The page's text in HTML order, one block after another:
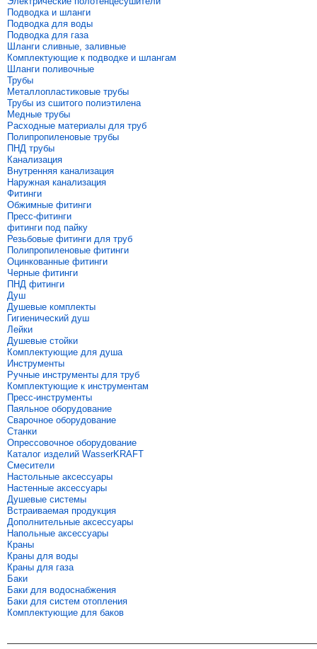
Подводка и шланги
Подводка для воды
Подводка для газа
Шланги сливные, заливные
Комплектующие к подводке и шлангам
Шланги поливочные
Трубы
Металлопластиковые трубы
Трубы из сшитого полиэтилена
Медные трубы
Расходные материалы для труб
Полипропиленовые трубы
ПНД трубы
Канализация
Внутренняя канализация
Наружная канализация
Фитинги
Обжимные фитинги
Пресс-фитинги
фитинги под пайку
Резьбовые фитинги для труб
Полипропиленовые фитинги
Оцинкованные фитинги
Черные фитинги
ПНД фитинги
Душ
Душевые комплекты
Гигиенический душ
Лейки
Душевые стойки
Комплектующие для душа
Инструменты
Ручные инструменты для труб
Комплектующие к инструментам
Пресс-инструменты
Паяльное оборудование
Сварочное оборудование
Станки
Опрессовочное оборудование
Каталог изделий WasserKRAFT
Смесители
Настольные аксессуары
Настенные аксессуары
Душевые системы
Встраиваемая продукция
Дополнительные аксессуары
Напольные аксессуары
Краны
Краны для воды
Краны для газа
Баки
Баки для водоснабжения
Баки для систем отопления
Комплектующие для баков